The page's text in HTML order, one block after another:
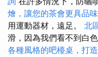
燴，讓您的茶會更具品味
用運動器材，遠足。 北
滑，因為我們看不到白
各種風格的吧檯桌，打